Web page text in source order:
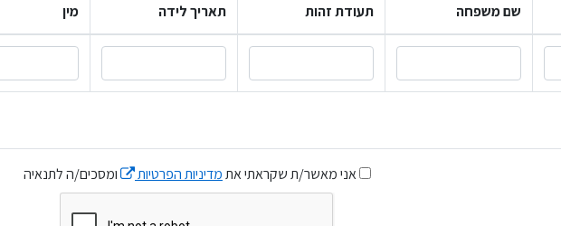
שם משפחה תעודת זהות תאריך לידה מין
אני מאשר/ת שקראתי אתמדיניות הפרטיות ומסכים/ה לתנאיה